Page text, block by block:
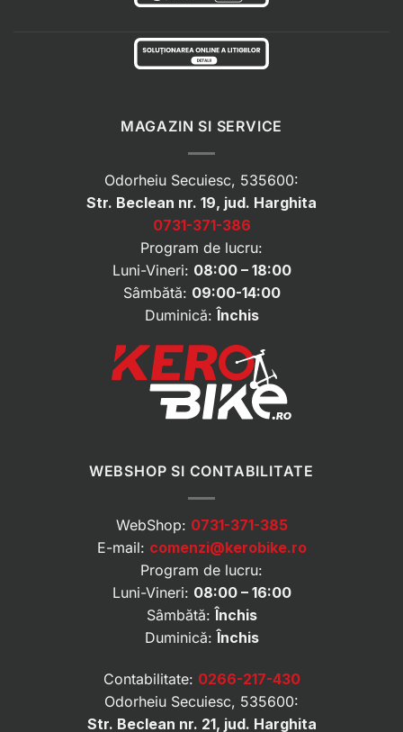
MAGAZIN SI SERVICE
Odorheiu Secuiesc, 535600:
Str. Beclean nr. 19, jud. Harghita
0731-371-386
Program de lucru:
Luni-Vineri: 08:00 – 18:00
Sâmbătă: 09:00-14:00
Duminică:Închis
WEBSHOP SI CONTABILITATE
WebShop: 0731-371-385
E-mail: comenzi@kerobike.ro
Program de lucru:
Luni-Vineri: 08:00 – 16:00
Sâmbătă: Închis
Duminică: Închis
Contabilitate: 0266-217-430
Odorheiu Secuiesc, 535600:
Str. Beclean nr. 21, jud. Harghita